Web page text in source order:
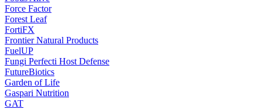
Force Factor
Forest Leaf
FortiFX
Frontier Natural Products
FuelUP
Fungi Perfecti Host Defense
FutureBiotics
Garden of Life
Gaspari Nutrition
GAT